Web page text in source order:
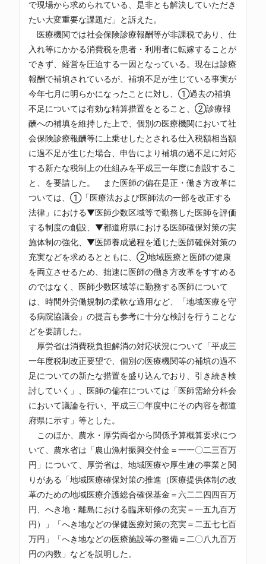
で現場から求められている、是非とも解決していただき
たい大変重要な課題だ」と訴えた。
医療機関では社会保険診療報酬等が非課税であり、仕
入れ等にかかる消費税を患者・利用者に転嫁することが
できず、経営を圧迫する一因となっている。現在は診療
報酬で補填されているが、補填不足が生じている事実が
今年七月に明らかになったことに対し、①過去の補填
不足については有効な精算措置をとること、②診療報
酬への補填を維持した上で、個別の医療機関において社
会保険診療報酬等に上乗せしたとされる仕入税額相当額
に過不足が生じた場合、申告により補填の過不足に対応
する新たな税制上の仕組みを平成三一年度に創設するこ
と、を要請した。 また医師の偏在是正・働き方改革に
ついては、①「医療法および医師法の一部を改正する
法律」における▼医師少数区域等で勤務した医師を評価
する制度の創設、▼都道府県における医師確保対策の実
施体制の強化、▼医師養成過程を通じた医師確保対策の
充実などを求めるとともに、②地域医療と医師の健康
を両立させるため、拙速に医師の働き方改革をすすめる
のではなく、医師少数区域等に勤務する医師について
は、時間外労働規制の柔軟な適用など、「地域医療を守
る病院協議会」の提言も参考に十分な検討を行うことな
どを要請した。
厚労省は消費税負担解消の対応状況について「平成三
一年度税制改正要望で、個別の医療機関等の補填の過不
足についての新たな措置を盛り込んでおり、引き続き検
討していく」、医師の偏在については「医師需給分科会
において議論を行い、平成三〇年度中にその内容を都道
府県に示す」等とした。
このほか、農水・厚労両省から関係予算概算要求につ
いて、農水省は「農山漁村振興交付金＝一一〇二三百万
円」について、厚労省は、地域医療や厚生連の事業と関
りがある「地域医療確保対策の推進（医療提供体制の改
革のための地域医療介護総合確保基金＝六二二四四百万
円、へき地・離島における臨床研修の充実＝一五九百万
円）」「へき地などの保健医療対策の充実＝二五七七百
万円」「へき地などの医療施設等の整備＝二〇八九百万
円の内数」などを説明した。